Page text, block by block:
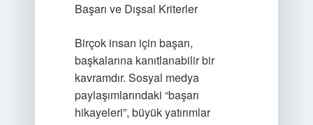
Başarı ve Dışsal Kriterler
Birçok insan için başarı,
başkalarına kanıtlanabilir bir
kavramdır. Sosyal medya
paylaşımlarındaki “başarı
hikayeleri”, büyük yatırımlar